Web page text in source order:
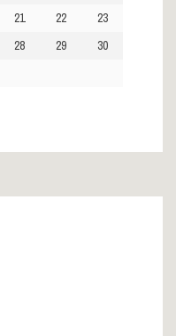
21 22
23
28 29
30